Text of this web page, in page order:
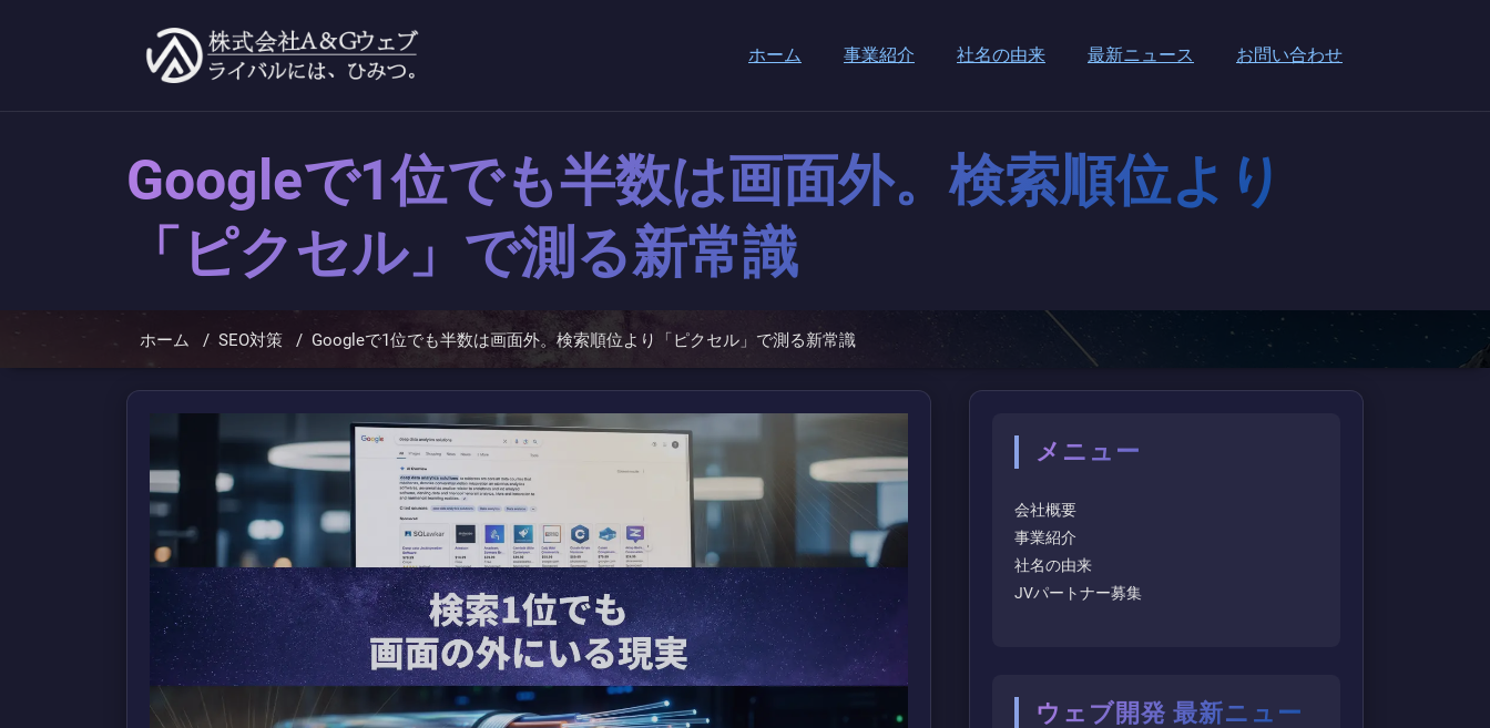
へ
ホーム 事業紹介 社名の由来 最新ニュース お問い合わせ
Googleで1位でも半数は画面外。検索順位より
「ピクセル」で測る新常識
ホーム / SEO対策 / Googleで1位でも半数は画面外。検索順位より「ピクセル」で測る新常識
メニュー
会社概要
事業紹介
社名の由来
JVパートナー募集
ウェブ開発 最新ニュー